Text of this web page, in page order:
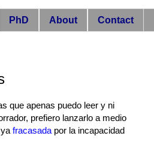
PhD About Contact
que apenas puedo leer y ni
prefiero lanzarlo a medio
fracasada por la incapacidad